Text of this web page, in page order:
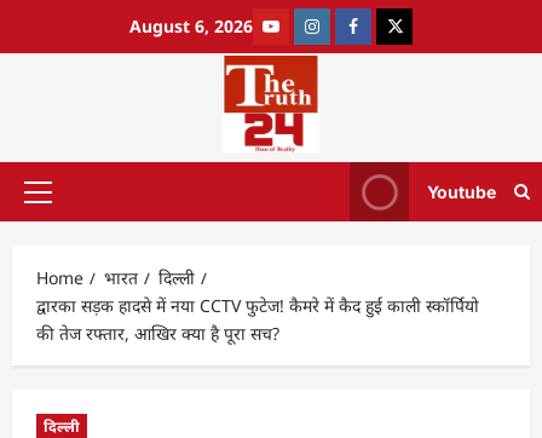
August 6, 2026
Youtube
Home भारत
दिल्ली
द्वारका सड़क हादसे में नया CCTV फुटेज! कैमरे में कैद हुई काली स्कॉर्पियो
की तेज रफ्तार, आखिर क्या है पूरा सच?
दिल्ली